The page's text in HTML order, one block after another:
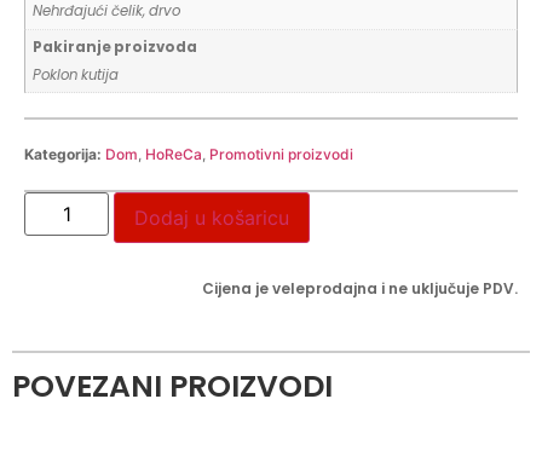
Nehrđajući čelik, drvo
Pakiranje proizvoda
Poklon kutija
Kategorija: Dom HoReCa Promotivni proizvodi
Dodaj u košaricu
Cijena je veleprodajna i ne uključuje PDV.
POVEZANI PROIZVODI